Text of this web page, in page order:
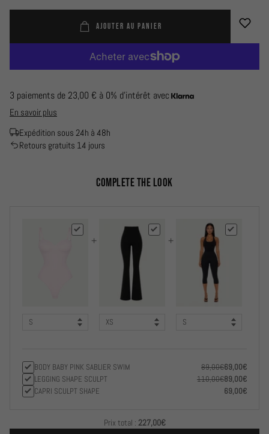
AJOUTER AU PANIER
3 paiements de23,00 € à 0% d'intérêt avec
En savoir plus
Expédition sous 24h à 48h
Retours gratuits 14 jours
COMPLETE THE LOOK
+ +
BODY BABY PINK SABLIER SWIM 89,00€69,00€
LEGGING SHAPE SCULPT
110,00€89,00€
CAPRI SCULPT SHAPE
69,00€
Prix total : 227,00€